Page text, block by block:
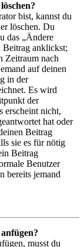
bist, kannst du
löschen. Du
das „Ändere
Beitrag anklickst;
Zeitraum nach
auf deinen
in der
Es wird
der
erscheint nicht,
hat oder
Beitrag
sie es für nötig
Beitrag
Benutzer
bereits jemand
musst du